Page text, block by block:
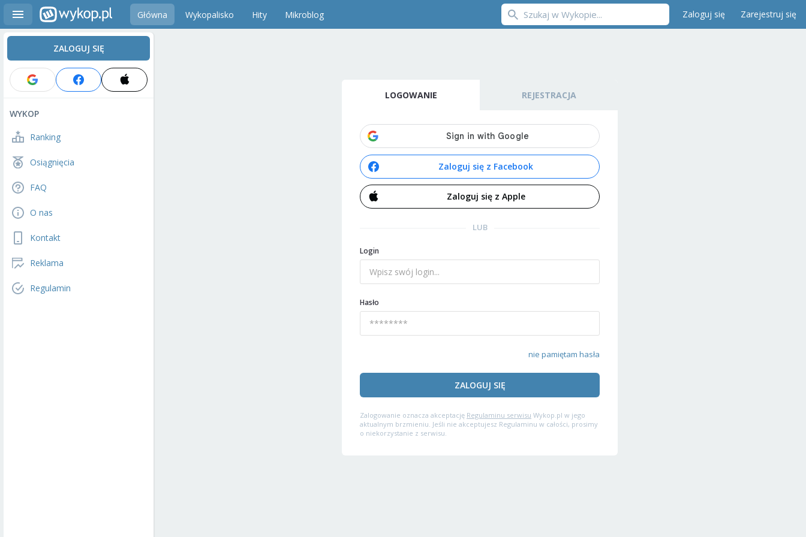
Główna Wykopalisko Hity Mikroblog Zaloguj się Zarejestruj się
ZALOGUJ SIĘ
WYKOP
Ranking
Osiągnięcia
FAQ
O nas
Kontakt
Reklama
Regulamin
LOGOWANIE REJESTRACJA
Zaloguj się z Facebook
Zaloguj się z Apple
LUB
Login
Hasło
nie pamiętam hasła
ZALOGUJ SIĘ
Zalogowanie oznacza akceptację Regulaminu serwisu Wykop.pl w jego
aktualnym brzmieniu. Jeśli nie akceptujesz Regulaminu w całości, prosimy
o niekorzystanie z serwisu.